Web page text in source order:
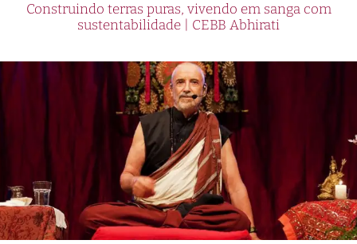
Construindo terras puras, vivendo em sanga com
sustentabilidade | CEBB Abhirati